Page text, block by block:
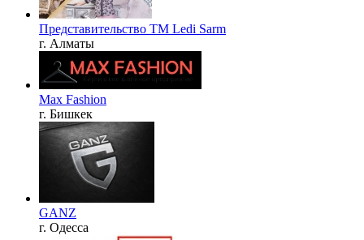
Представительство ТМ Ledi Sarm
г. Алматы
Max Fashion
г. Бишкек
GANZ
г. Одесса